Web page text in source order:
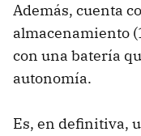
Además, cuenta
almacenamiento
con una batería
autonomía.
Es, en definitiva,